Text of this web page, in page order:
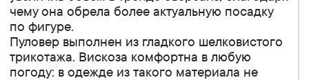
чему она обрела более актуальную посадку
по фигуре.
Пуловер выполнен из гладкого шелковистого
трикотажа. Вискоза комфортна в любую
погоду: в одежде из такого материала не